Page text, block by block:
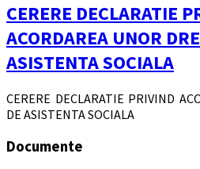
CERERE DECLARATIE
ACORDAREA UNOR
ASISTENTA SOCIALA
CERERE DECLARATIE PRIVIND
DE ASISTENTA SOCIALA
Documente